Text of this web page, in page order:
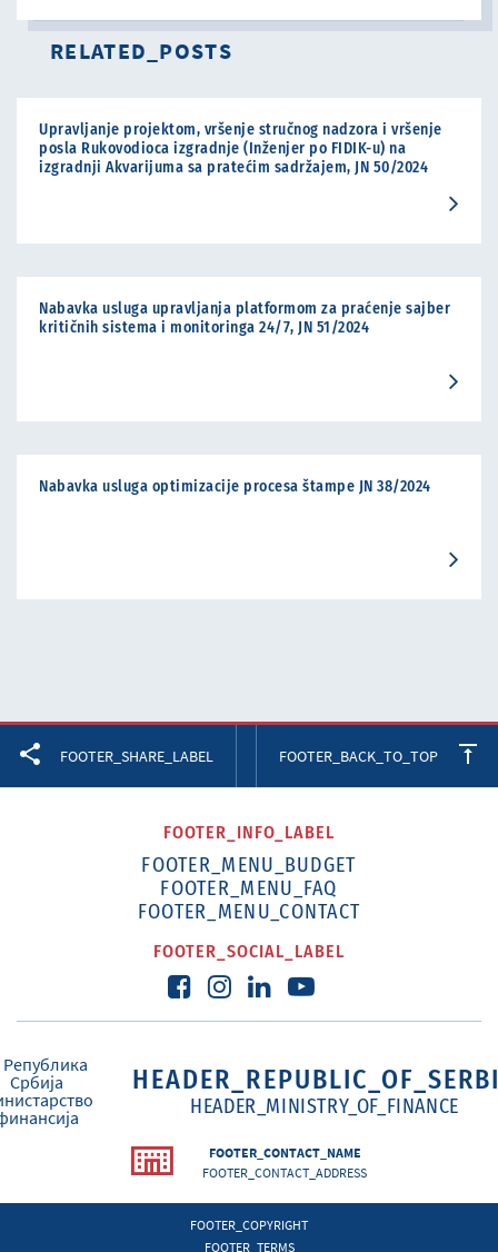
RELATED_POSTS
Upravljanje projektom, vršenje stručnog nadzora i vršenje
posla Rukovodioca izgradnje (Inženjer po FIDIK-u) na
izgradnji Akvarijuma sa pratećim sadržajem, JN 50/2024
Nabavka usluga upravljanja platformom za praćenje sajber
kritičnih sistema i monitoringa 24/7, JN 51/2024
Nabavka usluga optimizacije procesa štampe JN 38/2024
FOOTER_SHARE_LABEL FOOTER_BACK_TO_TOP
FOOTER_INFO_LABEL
FOOTER_MENU_BUDGET
FOOTER_MENU_FAQ
FOOTER_MENU_CONTACT
FOOTER_SOCIAL_LABEL
HEADER_MINISTRY_OF_FINANCE
FOOTER_CONTACT_NAME
FOOTER_CONTACT_ADDRESS
FOOTER_COPYRIGHT
FOOTER_TERMS